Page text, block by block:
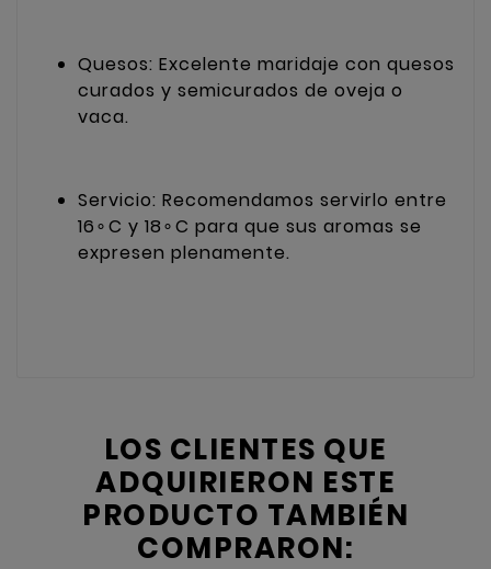
Quesos: Excelente maridaje con quesos
curados y semicurados de oveja o
vaca.
Servicio: Recomendamos servirlo entre
16∘C y 18∘C para que sus aromas se
expresen plenamente.
LOS CLIENTES QUE
ADQUIRIERON ESTE
PRODUCTO TAMBIÉN
COMPRARON: